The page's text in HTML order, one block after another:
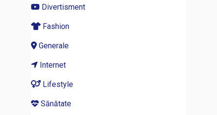
Divertisment
Fashion
Generale
Internet
Lifestyle
Sănătate